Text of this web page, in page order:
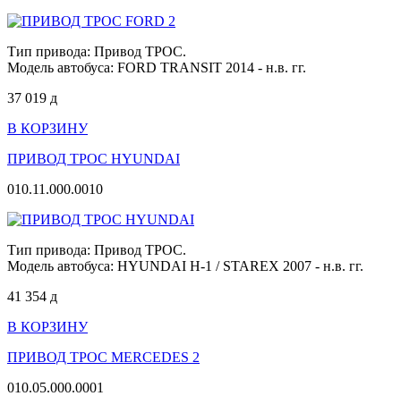
Тип привода: Привод ТРОС.
Модель автобуса: FORD TRANSIT 2014 - н.в. гг.
37 019 д
В КОРЗИНУ
ПРИВОД ТРОС HYUNDAI
010.11.000.0010
Тип привода: Привод ТРОС.
Модель автобуса: HYUNDAI H-1 / STAREX 2007 - н.в. гг.
41 354 д
В КОРЗИНУ
ПРИВОД ТРОС MERCEDES 2
010.05.000.0001